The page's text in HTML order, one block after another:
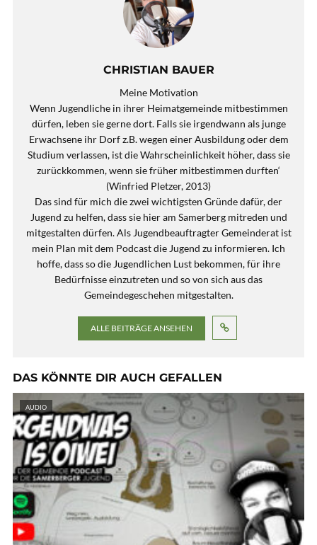
CHRISTIAN BAUER
Meine Motivation
Wenn Jugendliche in ihrer Heimatgemeinde mitbestimmen
dürfen, leben sie gerne dort. Falls sie irgendwann als junge
Erwachsene ihr Dorf z.B. wegen einer Ausbildung oder dem
Studium verlassen, ist die Wahrscheinlichkeit höher, dass sie
zurückkommen, wenn sie früher mitbestimmen durften‘
(Winfried Pletzer, 2013)
Das sind für mich die zwei wichtigsten Gründe dafür, der
Jugend zu helfen, dass sie hier am Samerberg mitreden und
mitgestalten dürfen. Als Jugendbeauftragter Gemeinderat ist
mein Plan mit dem Podcast die Jugend zu informieren. Ich
hoffe, dass so die Jugendlichen Lust bekommen, für ihre
Bedürfnisse einzutreten und so von sich aus das
Gemeindegeschehen mitgestalten.
ALLE BEITRÄGE ANSEHEN
DAS KÖNNTE DIR AUCH GEFALLEN
AUDIO